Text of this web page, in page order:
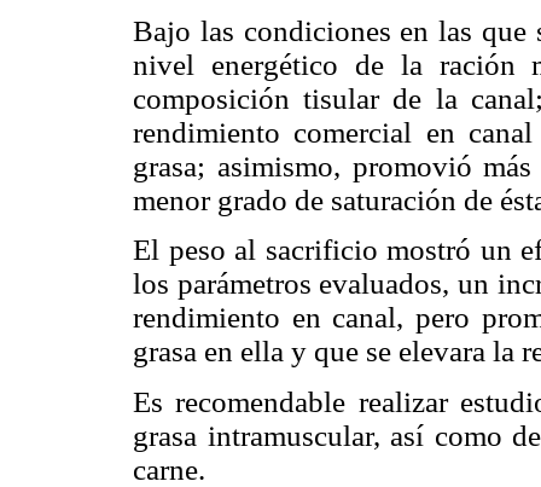
Bajo las condiciones en las que
nivel energético de la ración
composición tisular de la
rendimiento comercial en
grasa; asimismo, promovió
menor grado de saturación de
El peso al sacrificio mostró un
los parámetros evaluados, un
rendimiento en canal, pero
grasa en ella y que se elevara la
Es recomendable realizar
grasa intramuscular, así como
carne.